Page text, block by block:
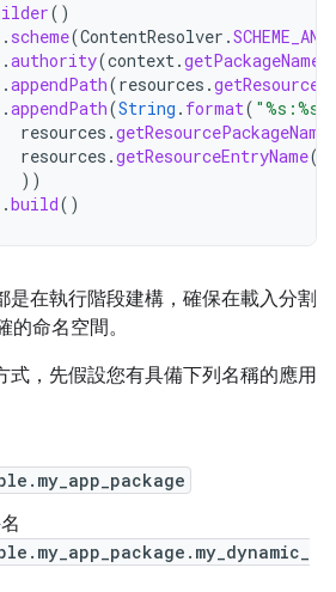
()
. scheme(ContentResolver .
.authority(context.getPackageName
.appendPath(resources .
.appendPath(String . format( "%s:%s"
resources .getResourcePackageName
resources .getResourceEntryName(
))
.build()
是在執行階段建構，確保在載入分割
的命名空間。
式，先假設您有具備下列名稱的應用